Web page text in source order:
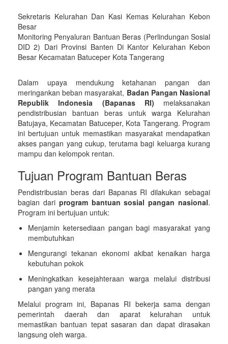
Sekretaris Kelurahan Dan Kasi Kemas Kelurahan Kebon
Besar
Monitoring Penyaluran Bantuan Beras (Perlindungan Sosial
DID 2) Dari Provinsi Banten Di Kantor Kelurahan Kebon
Besar Kecamatan Batuceper Kota Tangerang
Dalam upaya mendukung ketahanan pangan dan
meringankan beban masyarakat, Badan Pangan Nasional
Republik Indonesia (Bapanas RI) melaksanakan
pendistribusian bantuan beras untuk warga Kelurahan
Batujaya, Kecamatan Batuceper, Kota Tangerang. Program
ini bertujuan untuk memastikan masyarakat mendapatkan
akses pangan yang cukup, terutama bagi keluarga kurang
mampu dan kelompok rentan.
Tujuan Program Bantuan Beras
Pendistribusian beras dari Bapanas RI dilakukan sebagai
bagian dari program bantuan sosial pangan nasional.
Program ini bertujuan untuk:
Menjamin ketersediaan pangan bagi masyarakat yang
membutuhkan
Mengurangi tekanan ekonomi akibat kenaikan harga
kebutuhan pokok
Meningkatkan kesejahteraan warga melalui distribusi
pangan yang merata
Melalui program ini, Bapanas RI bekerja sama dengan
pemerintah daerah dan aparat kelurahan untuk
memastikan bantuan tepat sasaran dan dapat dirasakan
langsung oleh warga.